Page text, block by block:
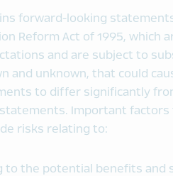
forward-looking
Reform Act of 1995, which
and are subject to
and unknown, that could
to differ significantly
Important
risks relating to:
to the potential benefits and